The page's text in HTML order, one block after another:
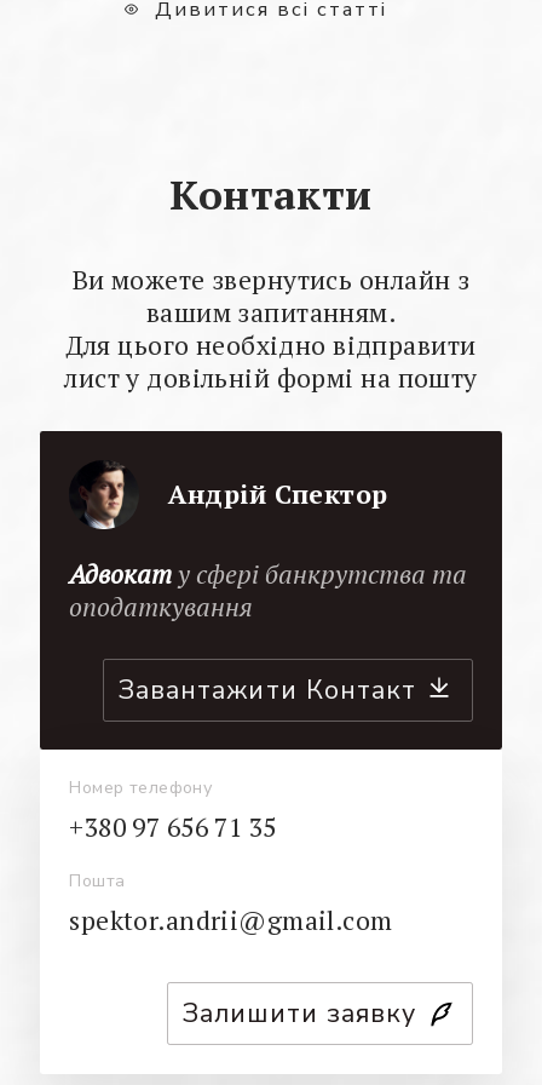
Дивитися всі статті
Контакти
Ви можете звернутись онлайн з
вашим запитанням.
Для цього необхідно відправити
лист у довільній формі на пошту
Андрій Спектор
Адвокату сфері банкрутства та
оподаткування
Завантажити Контакт
Номер телефону
+380 97 656 71 35
Пошта
spektor.andrii@gmail.com
Залишити заявку